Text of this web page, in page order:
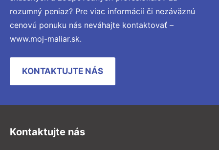
rozumný peniaz? Pre viac informácií či nezáväznú
cenovú ponuku nás neváhajte kontaktovať –
www.moj-maliar.sk.
KONTAKTUJTE NÁS
Kontaktujte nás